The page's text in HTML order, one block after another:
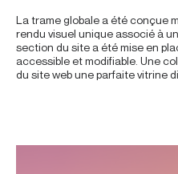
La trame globale a été conçue
rendu visuel unique associé à
section du site a été mise en
accessible et modifiable. Une
du site web une parfaite vitrine